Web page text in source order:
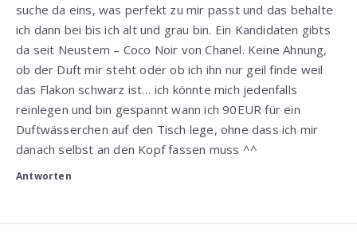
suche da eins, was perfekt zu mir passt und das behalte
ich dann bei bis ich alt und grau bin. Ein Kandidaten gibts
da seit Neustem – Coco Noir von Chanel. Keine Ahnung,
ob der Duft mir steht oder ob ich ihn nur geil finde weil
das Flakon schwarz ist… ich könnte mich jedenfalls
reinlegen und bin gespannt wann ich 90EUR für ein
Duftwässerchen auf den Tisch lege, ohne dass ich mir
danach selbst an den Kopf fassen muss ^^
Antworten